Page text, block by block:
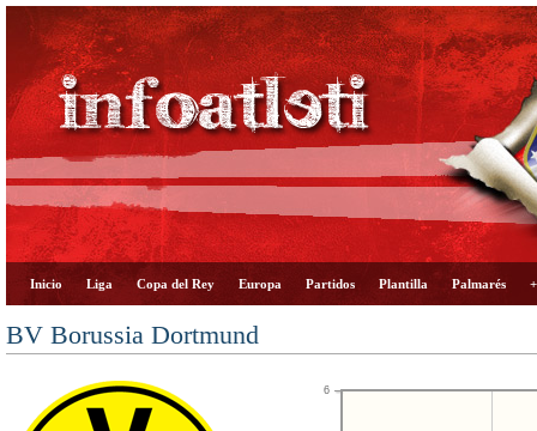
Inicio Liga Copa del Rey Europa Partidos Plantilla Palmarés
BV Borussia Dortmund
6